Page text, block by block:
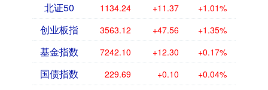
北证50 1134.24 +11.37 +1.01%
创业板指 3563.12 +47.56 +1.35%
基金指数 7242.10 +12.30 +0.17%
国债指数 229.69 +0.10 +0.04%